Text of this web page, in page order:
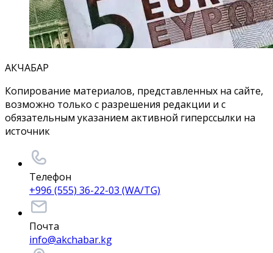
АКЧАБАР
Копирование материалов, представленных на сайте,
возможно только с разрешения редакции и с
обязательным указанием активной гиперссылки на
источник
Телефон
+996 (555) 36-22-03 (WA/TG)
Почта
info@akchabar.kg